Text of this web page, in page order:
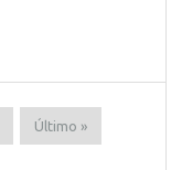
Último »